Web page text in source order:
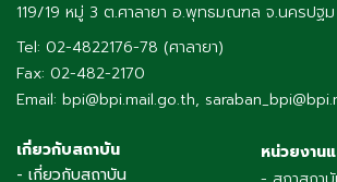
119/19 หมู่ 3 ต.ศาลายา อ.พุทธมณฑล จ.นครปฐม
Tel: 02-4822176-78 (ศาลายา)
Fax: 02-482-2170
Email: bpi@bpi.mail.go.th,
เกี่ยวกับสถาบัน
- เกี่ยวกับสถาบัน
หน่วยงาน